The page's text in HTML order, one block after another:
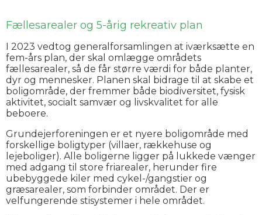
Fællesarealer og 5-årig rekreativ plan
I 2023 vedtog generalforsamlingen at iværksætte en
fem-års plan, der skal omlægge områdets
fællesarealer, så de får større værdi for både planter,
dyr og mennesker. Planen skal bidrage til at skabe et
boligområde, der fremmer både biodiversitet, fysisk
aktivitet, socialt samvær og livskvalitet for alle
beboere.
Grundejerforeningen er et nyere boligområde med
forskellige boligtyper (villaer, rækkehuse og
lejeboliger). Alle boligerne ligger på lukkede vænger
med adgang til store friarealer, herunder fire
ubebyggede kiler med cykel-/gangstier og
græsarealer, som forbinder området. Der er
velfungerende stisystemer i hele området.